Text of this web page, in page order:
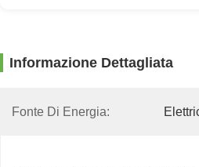
Informazione Dettagliata
Fonte Di Energia: